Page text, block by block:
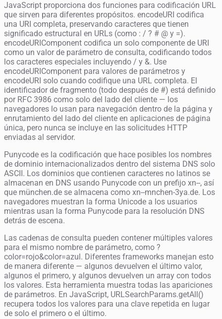
JavaScript proporciona dos funciones para codificación URL
que sirven para diferentes propósitos. encodeURI codifica
una URI completa, preservando caracteres que tienen
significado estructural en URLs (como : / ? # @ y =).
encodeURIComponent codifica un solo componente de URI
como un valor de parámetro de consulta, codificando todos
los caracteres especiales incluyendo / y &. Use
encodeURIComponent para valores de parámetros y
encodeURI solo cuando codifique una URL completa. El
identificador de fragmento (todo después de #) está definido
por RFC 3986 como solo del lado del cliente — los
navegadores lo usan para navegación dentro de la página y
enrutamiento del lado del cliente en aplicaciones de página
única, pero nunca se incluye en las solicitudes HTTP
enviadas al servidor.
Punycode es la codificación que hace posibles los nombres
de dominio internacionalizados dentro del sistema DNS solo
ASCII. Los dominios que contienen caracteres no latinos se
almacenan en DNS usando Punycode con un prefijo xn--, así
que münchen.de se almacena como xn--mnchen-3ya.de. Los
navegadores muestran la forma Unicode a los usuarios
mientras usan la forma Punycode para la resolución DNS
detrás de escena.
Las cadenas de consulta pueden contener múltiples valores
para el mismo nombre de parámetro, como ?
color=rojo&color=azul. Diferentes frameworks manejan esto
de manera diferente — algunos devuelven el último valor,
algunos el primero, y algunos devuelven un array con todos
los valores. Esta herramienta muestra todas las apariciones
de parámetros. En JavaScript, URLSearchParams.getAll()
recupera todos los valores para una clave repetida en lugar
de solo el primero o el último.